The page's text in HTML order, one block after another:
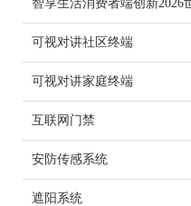
智享生活消费者端创新2026
可视对讲社区终端
可视对讲家庭终端
互联网门禁
安防传感系统
遮阳系统